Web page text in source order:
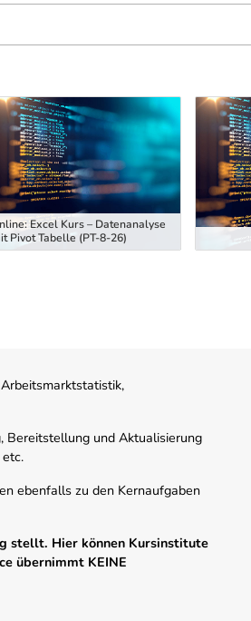
Excel Kurs – Datenanalyse
Pivot Tabelle (PT-8-26)
Bereitstellung und Aktualisierung
ebenfalls zu den Kernaufgaben
stellt. Hier können Kursinstitute
übernimmt KEINE